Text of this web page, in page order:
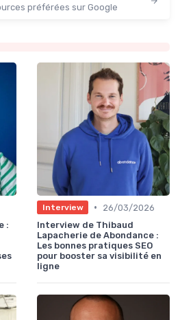
préférées sur Google
:
Interview •
26/03/2026
Interview de Thibaud
Lapacherie de Abondance :
Les bonnes pratiques SEO
pour booster sa visibilité en
ligne